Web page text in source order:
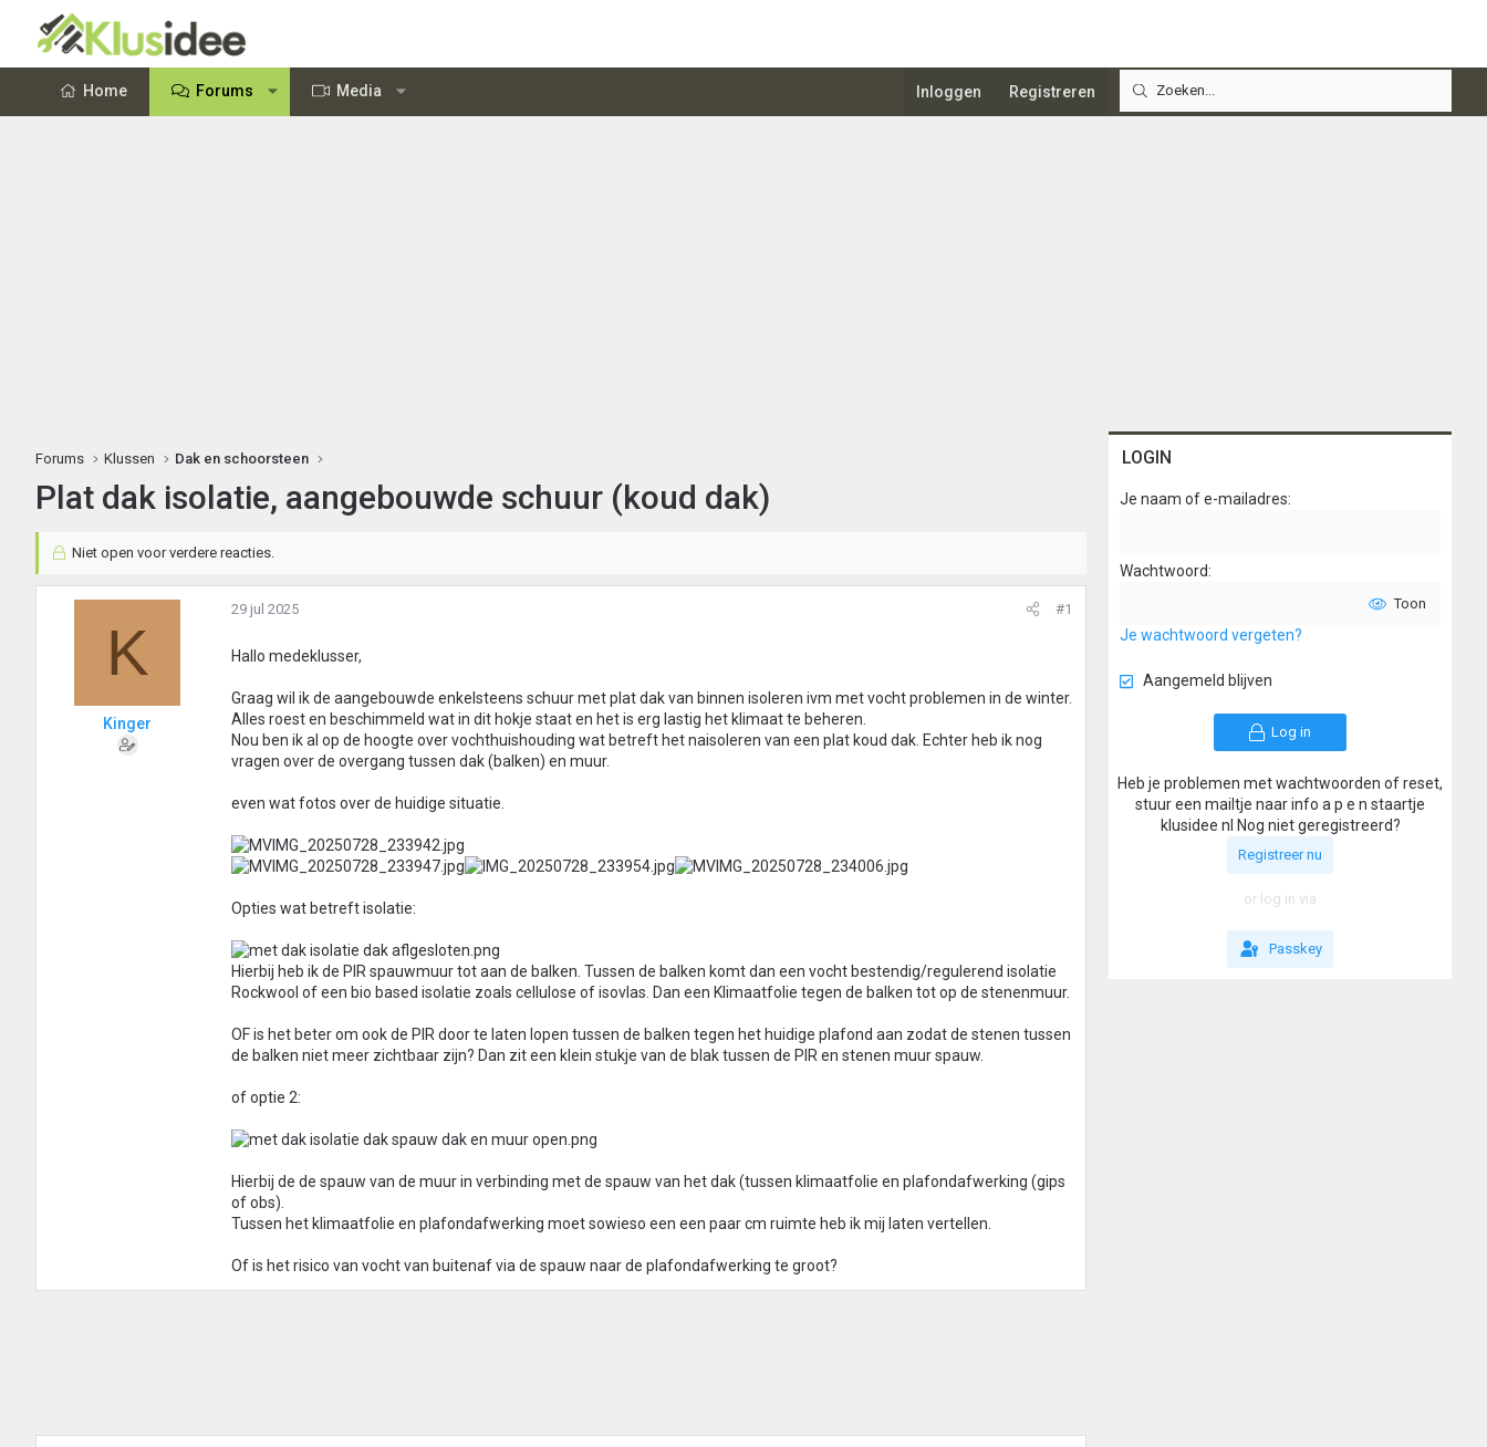
Home Forums Media Inloggen Registreren
Forums Klussen Dak en schoorsteen
Plat dak isolatie, aangebouwde schuur (koud dak)
Niet open voor verdere reacties.
K
Kinger
29 jul 2025 #1
Hallo medeklusser,
Graag wil ik de aangebouwde enkelsteens schuur met plat dak van binnen isoleren ivm met vocht problemen in de winter.
Alles roest en beschimmeld wat in dit hokje staat en het is erg lastig het klimaat te beheren.
Nou ben ik al op de hoogte over vochthuishouding wat betreft het naisoleren van een plat koud dak. Echter heb ik nog
vragen over de overgang tussen dak (balken) en muur.
even wat fotos over de huidige situatie.
Opties wat betreft isolatie:
Hierbij heb ik de PIR spauwmuur tot aan de balken. Tussen de balken komt dan een vocht bestendig/regulerend isolatie
Rockwool of een bio based isolatie zoals cellulose of isovlas. Dan een Klimaatfolie tegen de balken tot op de stenenmuur.
OF is het beter om ook de PIR door te laten lopen tussen de balken tegen het huidige plafond aan zodat de stenen tussen
de balken niet meer zichtbaar zijn? Dan zit een klein stukje van de blak tussen de PIR en stenen muur spauw.
of optie 2:
Hierbij de de spauw van de muur in verbinding met de spauw van het dak (tussen klimaatfolie en plafondafwerking (gips
of obs).
Tussen het klimaatfolie en plafondafwerking moet sowieso een een paar cm ruimte heb ik mij laten vertellen.
Of is het risico van vocht van buitenaf via de spauw naar de plafondafwerking te groot?
LOGIN
Je naam of e-mailadres
Wachtwoord
Toon
Je wachtwoord vergeten?
Aangemeld blijven
Log in
Heb je problemen met wachtwoorden of reset,
stuur een mailtje naar info a p e n staartje
klusidee nl Nog niet geregistreerd?
Registreer nu
or log in via
Passkey